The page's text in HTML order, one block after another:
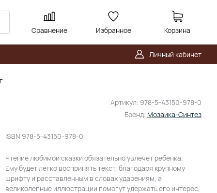
Сравнение Избранное Корзина
Личный кабинет
Артикул: 978-5-43150-978-0
Бренд: Мозаика-Синтез
ISBN 978-5-43150-978-0
Чтение любимой сказки обязательно увлечет ребенка.
Ему будет легко воспринять текст, благодаря крупному
шрифту и расставленным в словах ударениям, а
великолепные иллюстрации помогут удержать его интерес,